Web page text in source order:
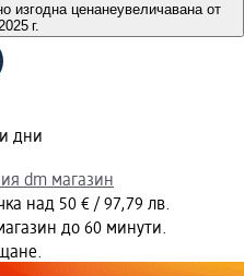
изгодна ценанеувеличавана от
г.
дни
dm магазин
над 50 € / 97,79 лв.
до 60 минути.